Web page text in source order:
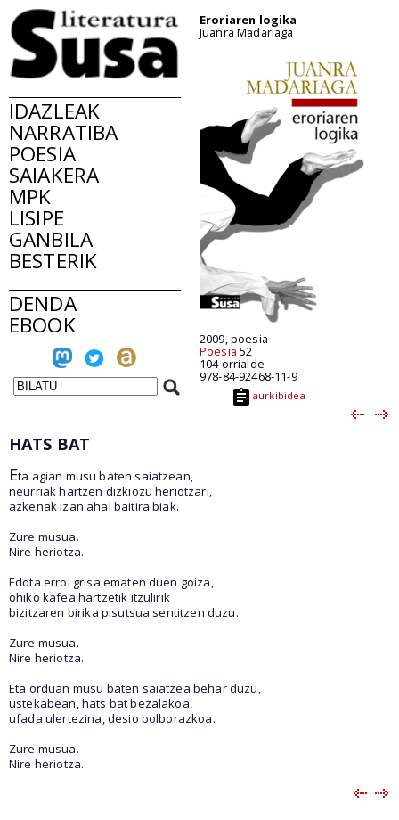
IDAZLEAK
NARRATIBA
POESIA
SAIAKERA
MPK
LISIPE
GANBILA
BESTERIK
DENDA
EBOOK
Eroriaren logika
Juanra Madariaga
2009, poesia
Poesia 52
104 orrialde
978-84-92468-11-9
aurkibidea
HATS BAT
Eta agian musu baten saiatzean,
neurriak hartzen dizkiozu heriotzari,
azkenak izan ahal baitira biak.
Zure musua.
Nire heriotza.
Edota erroi grisa ematen duen goiza,
ohiko kafea hartzetik itzulirik
bizitzaren birika pisutsua sentitzen duzu.
Zure musua.
Nire heriotza.
Eta orduan musu baten saiatzea behar duzu,
ustekabean, hats bat bezalakoa,
ufada ulertezina, desio bolborazkoa.
Zure musua.
Nire heriotza.